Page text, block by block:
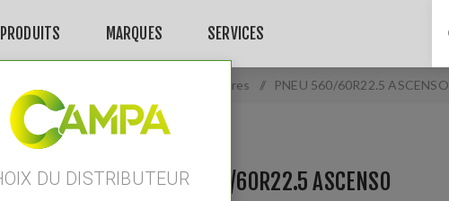
PRODUITS MARQUES SERVICES
Roues - Pneus - Accessoires / PNEU 560/60R22.5 ASCENSO
PNEU 560/60R22.5 ASCENSO
DU DISTRIBUTEUR